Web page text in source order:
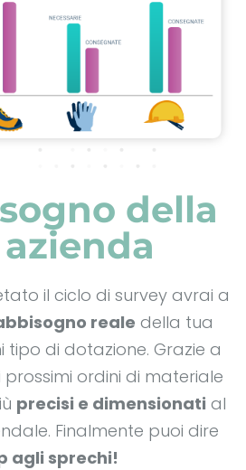
della
il ciclo di survey avrai a
reale della tua
di dotazione. Grazie a
ordini di materiale
precisi e dimensionati al
Finalmente puoi dire
agli sprechi!